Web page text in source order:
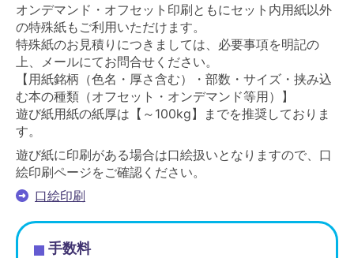
オンデマンド・オフセット印刷ともにセット内用紙以外
の特殊紙もご利用いただけます。
特殊紙のお見積りにつきましては、必要事項を明記の
上、メールにてお問合せください。
【用紙銘柄（色名・厚さ含む）・部数・サイズ・挟み込
む本の種類（オフセット・オンデマンド等用）】
遊び紙用紙の紙厚は【～100kg】までを推奨しておりま
す。
遊び紙に印刷がある場合は口絵扱いとなりますので、口
絵印刷ページをご確認ください。
口絵印刷
手数料